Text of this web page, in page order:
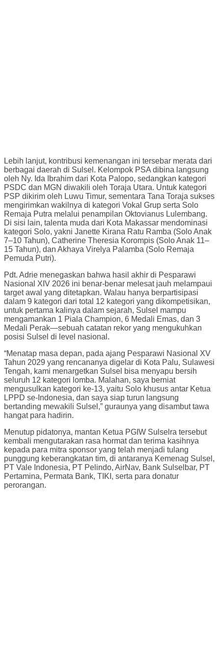
Lebih lanjut, kontribusi kemenangan ini tersebar merata dari
berbagai daerah di Sulsel. Kelompok PSA dibina langsung
oleh Ny. Ida Ibrahim dari Kota Palopo, sedangkan kategori
PSDC dan MGN diwakili oleh Toraja Utara. Untuk kategori
PSP dikirim oleh Luwu Timur, sementara Tana Toraja sukses
mengirimkan wakilnya di kategori Vokal Grup serta Solo
Remaja Putra melalui penampilan Oktovianus Lulembang.
Di sisi lain, talenta muda dari Kota Makassar mendominasi
kategori Solo, yakni Janette Kirana Ratu Ramba (Solo Anak
7–10 Tahun), Catherine Theresia Korompis (Solo Anak 11–
15 Tahun), dan Akhaya Virelya Palamba (Solo Remaja
Pemuda Putri).
Pdt. Adrie menegaskan bahwa hasil akhir di Pesparawi
Nasional XIV 2026 ini benar-benar melesat jauh melampaui
target awal yang ditetapkan. Walau hanya berpartisipasi
dalam 9 kategori dari total 12 kategori yang dikompetisikan,
untuk pertama kalinya dalam sejarah, Sulsel mampu
mengamankan 1 Piala Champion, 6 Medali Emas, dan 3
Medali Perak—sebuah catatan rekor yang mengukuhkan
posisi Sulsel di level nasional.
“Menatap masa depan, pada ajang Pesparawi Nasional XV
Tahun 2029 yang rencananya digelar di Kota Palu, Sulawesi
Tengah, kami menargetkan Sulsel bisa menyapu bersih
seluruh 12 kategori lomba. Malahan, saya berniat
mengusulkan kategori ke-13, yaitu Solo khusus antar Ketua
LPPD se-Indonesia, dan saya siap turun langsung
bertanding mewakili Sulsel,” guraunya yang disambut tawa
hangat para hadirin.
Menutup pidatonya, mantan Ketua PGIW Sulselra tersebut
kembali mengutarakan rasa hormat dan terima kasihnya
kepada para mitra sponsor yang telah menjadi tulang
punggung keberangkatan tim, di antaranya Kemenag Sulsel,
PT Vale Indonesia, PT Pelindo, AirNav, Bank Sulselbar, PT
Pertamina, Permata Bank, TIKI, serta para donatur
perorangan.